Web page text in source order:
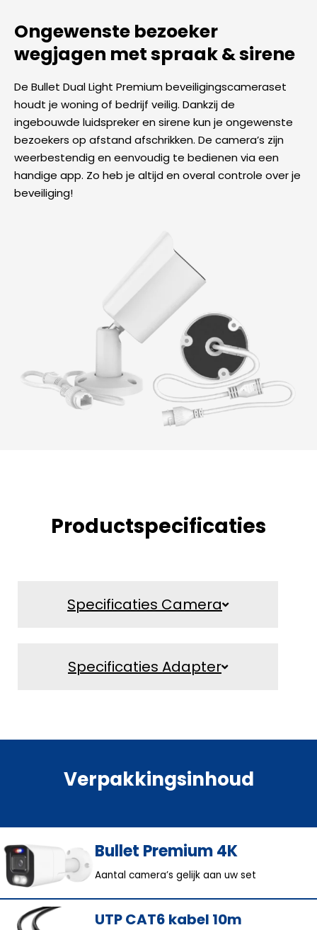
Ongewenste bezoeker
wegjagen met spraak & sirene
De Bullet Dual Light Premium beveiligingscameraset
houdt je woning of bedrijf veilig. Dankzij de
ingebouwde luidspreker en sirene kun je ongewenste
bezoekers op afstand afschrikken. De camera’s zijn
weerbestendig en eenvoudig te bedienen via een
handige app. Zo heb je altijd en overal controle over je
beveiliging!
Productspecificaties
Specificaties Camera
Specificaties Adapter
Verpakkingsinhoud
Bullet Premium 4K
Aantal camera’s gelijk aan uw set
UTP CAT6 kabel 10m